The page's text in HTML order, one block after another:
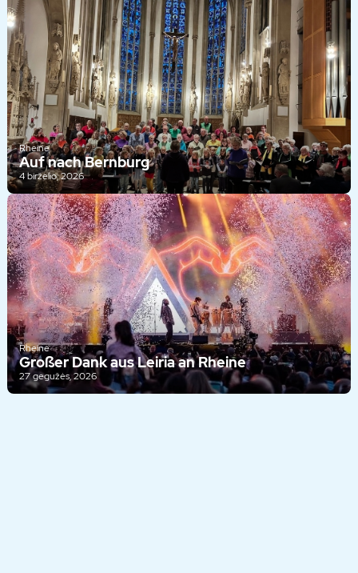
Rheine
Auf nach Bernburg
4 birželio, 2026
Rheine
Großer Dank aus Leiria an Rheine
27 gegužės, 2026